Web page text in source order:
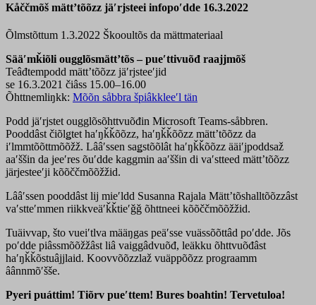
Kåččmõš mättʼtõõzz jäʹrjsteei infopoʹdde 16.3.2022
Õlmstõttum 1.3.2022 Škooultõs da mättmateriaal
Sääʹmǩiõli ougglõsmättʼtõs – pueʹttivuõđ raajjmõš
Teâđtempodd mättʼtõõzz jäʹrjsteeʹjid
se 16.3.2021 čiâss 15.00–16.00
Õhttnemliŋkk: Mõõn såbbra špiâkkleeʹl tän
Podd jäʹrjstet ougglõsõhttvuõđin Microsoft Teams-såbbren.
Pooddâst čiõlǥtet haʹŋǩǩõõzz, haʹŋǩǩõõzz mättʼtõõzz da
iʹlmmtõõttmõõžž. Lââʹssen saǥstõõlât haʹŋǩǩõõzz ääiʹjpoddsaž
aaʹššin da jeeʹres õuʹdde kaggmin aaʹššin di vaʹstteed mättʼtõõzz
järjesteeʹji kõõččmõõžžid.
Lââʹssen pooddâst lij mieʹldd Susanna Rajala Mättʼtõshalltõõzzâst
vaʹstteʹmmen riikkveäʹǩǩtieʹǧǧ õhttneei kõõččmõõžžid.
Tuäivvap, što vueiʹtlva määŋgas peäʹsse vuässõõttâd poʹdde. Jõs
poʹdde piâssmõõžžâst liâ vaiggâdvuõđ, leäkku õhttvuõđâst
haʹŋǩǩõstuâjjlaid. Koovvõõzzlaž vuäppõõzz prograamm
âânnmõʹšše.
Pyeri puáttim! Tiõrv pueʹttem! Bures boahtin! Tervetuloa!